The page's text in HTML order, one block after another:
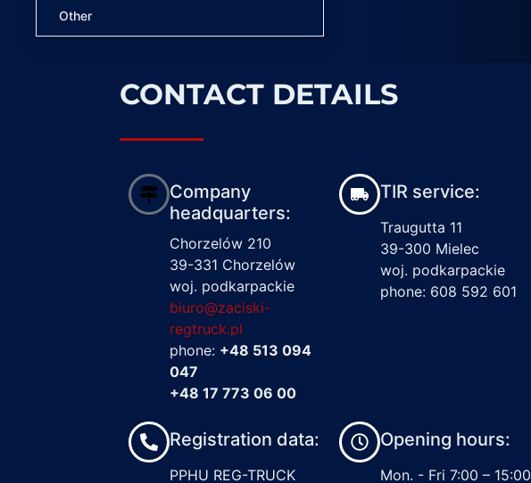
Other
CONTACT DETAILS
Company
headquarters:
Chorzelów 210
39-331 Chorzelów
woj. podkarpackie
biuro@zaciski-
regtruck.pl
phone: +48 513 094
047
+48 17 773 06 00
TIR service:
Traugutta 11
39-300 Mielec
woj. podkarpackie
phone: 608 592 601
Registration data:
PPHU REG-TRUCK
Opening hours:
Mon. - Fri 7:00 – 15:00